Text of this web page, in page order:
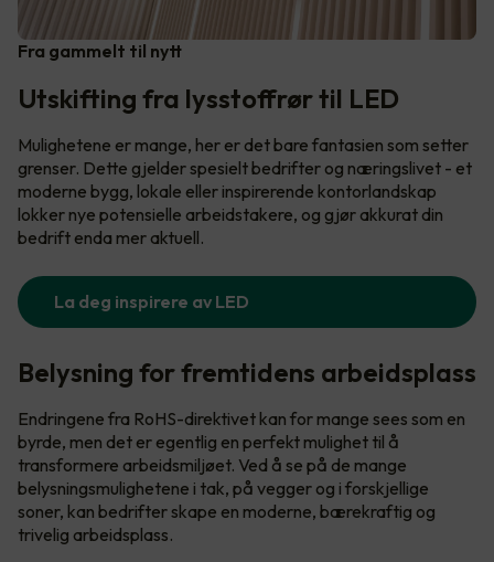
Fra gammelt til nytt
Utskifting fra lysstoffrør til LED
Mulighetene er mange, her er det bare fantasien som setter
grenser. Dette gjelder spesielt bedrifter og næringslivet - et
moderne bygg, lokale eller inspirerende kontorlandskap
lokker nye potensielle arbeidstakere, og gjør akkurat din
bedrift enda mer aktuell.
La deg inspirere av LED
Belysning for fremtidens arbeidsplass
Endringene fra RoHS-direktivet kan for mange sees som en
byrde, men det er egentlig en perfekt mulighet til å
transformere arbeidsmiljøet. Ved å se på de mange
belysningsmulighetene i tak, på vegger og i forskjellige
soner, kan bedrifter skape en moderne, bærekraftig og
trivelig arbeidsplass.